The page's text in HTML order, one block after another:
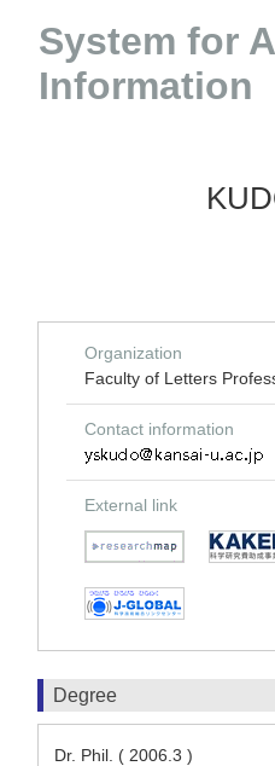
System for
Information
Organization
Faculty of Letters
Contact information
External link
Degree
Dr. Phil. ( 2006.3 )